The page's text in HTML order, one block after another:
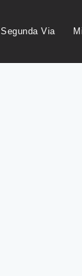
Segunda Via